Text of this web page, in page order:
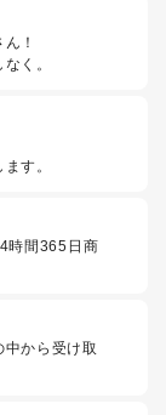
！
く。
す。
時間365日商
から受け取